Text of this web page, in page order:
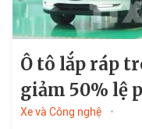
Ô tô lắp ráp
giảm 50% lệ
Xe và Công nghệ